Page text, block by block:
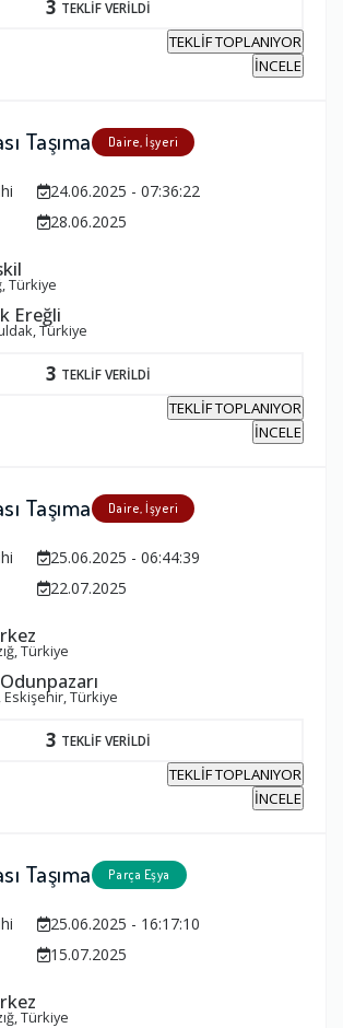
3 TEKLİF VERİLDİ
TEKLİF TOPLANIYOR
İNCELE
Taşıma Daire, İşyeri
24.06.2025 - 07:36:22
28.06.2025
Türkiye
Ereğli
Türkiye
3 TEKLİF VERİLDİ
TEKLİF TOPLANIYOR
İNCELE
Taşıma Daire, İşyeri
25.06.2025 - 06:44:39
22.07.2025
Türkiye
Eskişehir, Türkiye
3 TEKLİF VERİLDİ
TEKLİF TOPLANIYOR
İNCELE
Taşıma Parça Eşya
25.06.2025 - 16:17:10
15.07.2025
Türkiye